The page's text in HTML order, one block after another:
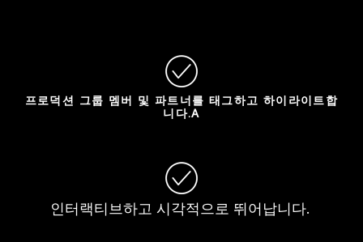
프로덕션 그룹 멤버 및 파트너를 태그하고 하이라이트합
니다.A
인터랙티브하고 시각적으로 뛰어납니다.